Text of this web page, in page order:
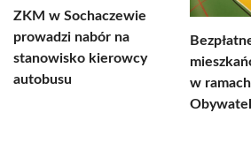
ZKM w Sochaczewie
prowadzi nabór na
stanowisko kierowcy
autobusu
w